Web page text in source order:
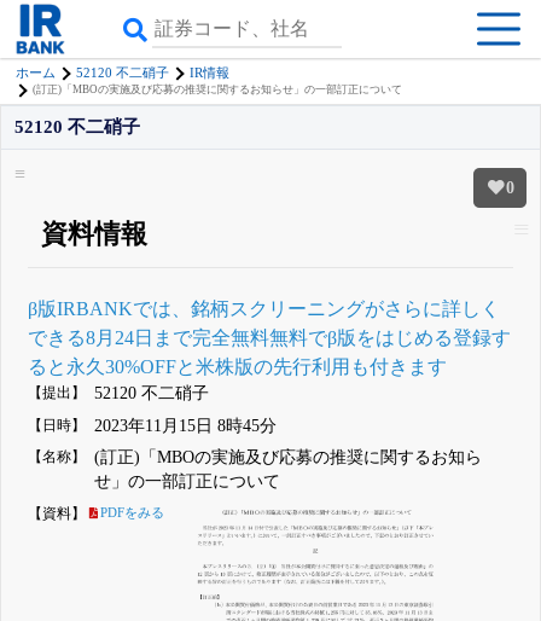
ホーム 52120 不二硝子 IR情報
(訂正)「MBOの実施及び応募の推奨に関するお知らせ」の一部訂正について
0
52120 不二硝子
資料情報
β版IRBANKでは、銘柄スクリーニングがさらに詳しく
できる8月24日まで完全無料無料でβ版をはじめる登録す
ると永久30%OFFと米株版の先行利用も付きます
【提出】 52120 不二硝子
【日時】 2023年11月15日 8時45分
【名称】
(訂正)「MBOの実施及び応募の推奨に関するお知ら
せ」の一部訂正について
【資料】 PDFをみる